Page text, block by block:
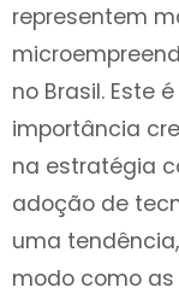
representem
no Brasil. Este
importância
na estratégia
adoção de
uma
modo como